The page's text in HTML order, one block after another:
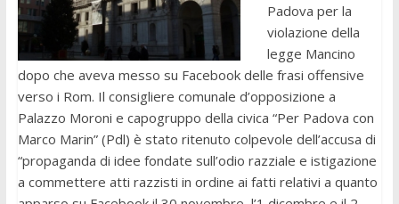
Padova per la
violazione della
legge Mancino
dopo che aveva messo su Facebook delle frasi offensive
verso i Rom. Il consigliere comunale d’opposizione a
Palazzo Moroni e capogruppo della civica “Per Padova con
Marco Marin” (Pdl) è stato ritenuto colpevole dell’accusa di
“propaganda di idee fondate sull’odio razziale e istigazione
a commettere atti razzisti in ordine ai fatti relativi a quanto